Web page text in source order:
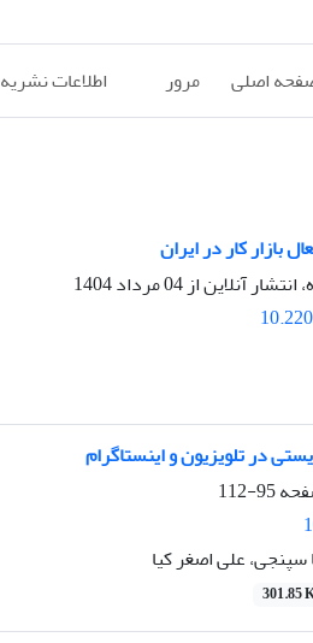
اصلی مرور اطلاعات نشریه
کار در ایران
آنلاین از04 مرداد 1404
در تلویزیون و اینستاگرام
95-112
سپنجی، علی اصغر کیا
301.85